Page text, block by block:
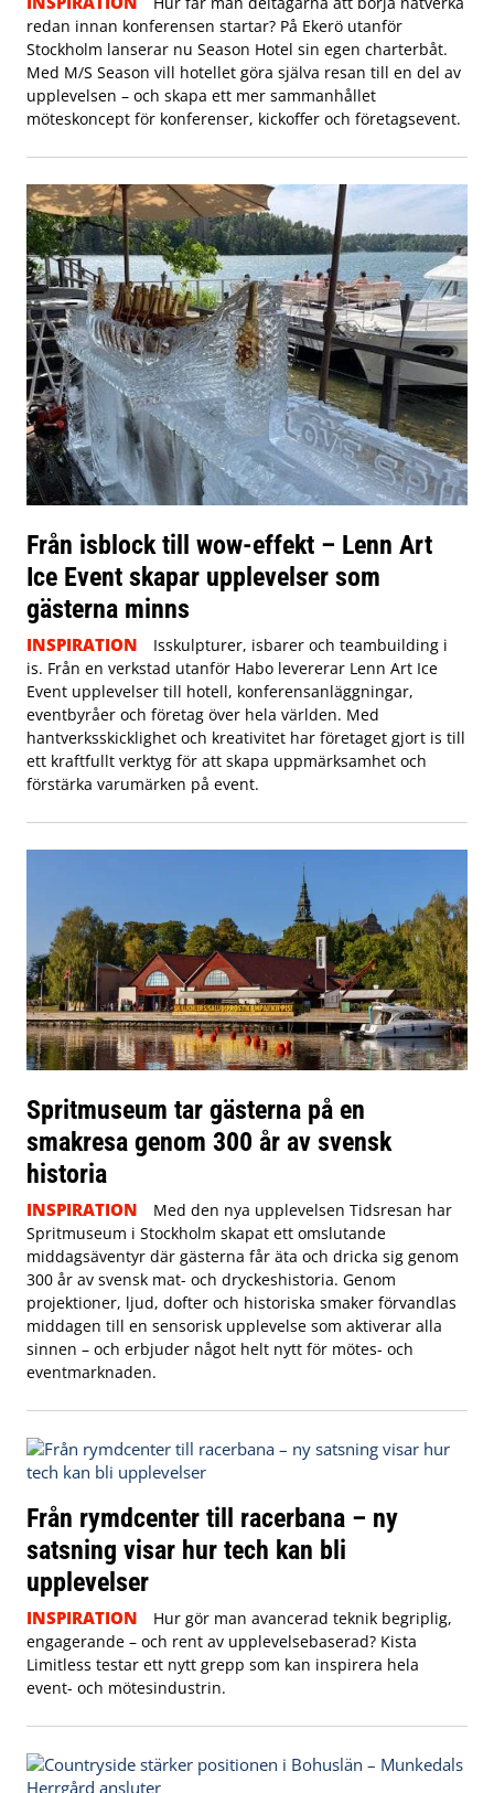
redan innan konferensen startar? På Ekerö utanför
Stockholm lanserar nu Season Hotel sin egen charterbåt.
Med M/S Season vill hotellet göra själva resan till en del av
upplevelsen – och skapa ett mer sammanhållet
möteskoncept för konferenser, kickoffer och företagsevent.
Från isblock till wow-effekt – Lenn Art
Ice Event skapar upplevelser som
gästerna minns
INSPIRATION
Isskulpturer, isbarer och teambuilding i
is. Från en verkstad utanför Habo levererar Lenn Art Ice
Event upplevelser till hotell, konferensanläggningar,
eventbyråer och företag över hela världen. Med
hantverksskicklighet och kreativitet har företaget gjort is till
ett kraftfullt verktyg för att skapa uppmärksamhet och
förstärka varumärken på event.
Spritmuseum tar gästerna på en
smakresa genom 300 år av svensk
historia
INSPIRATION
Med den nya upplevelsen Tidsresan har
Spritmuseum i Stockholm skapat ett omslutande
middagsäventyr där gästerna får äta och dricka sig genom
300 år av svensk mat- och dryckeshistoria. Genom
projektioner, ljud, dofter och historiska smaker förvandlas
middagen till en sensorisk upplevelse som aktiverar alla
sinnen – och erbjuder något helt nytt för mötes- och
eventmarknaden.
Från rymdcenter till racerbana – ny
satsning visar hur tech kan bli
upplevelser
INSPIRATION
Hur gör man avancerad teknik begriplig,
engagerande – och rent av upplevelsebaserad? Kista
Limitless testar ett nytt grepp som kan inspirera hela
event- och mötesindustrin.